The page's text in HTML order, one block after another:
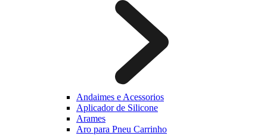
Andaimes e Acessorios
Aplicador de Silicone
Arames
Aro para Pneu Carrinho